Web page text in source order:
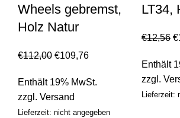
Wheels gebremst,
Holz Natur
€112,00 €109,76
Enthält 19% MwSt.
zzgl. Versand
Lieferzeit: nicht angegeben
LT34,
€12,56 €
Enthält
zzgl.
Lieferzeit: